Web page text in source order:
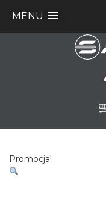
MENU
Promocja!